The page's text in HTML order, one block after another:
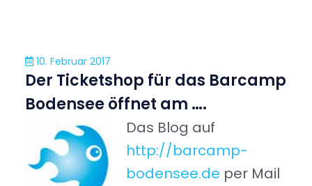
10. Februar 2017
Der Ticketshop für das Barcamp
Bodensee öffnet am ….
Das Blog auf
http://barcamp-
bodensee.de per Mail